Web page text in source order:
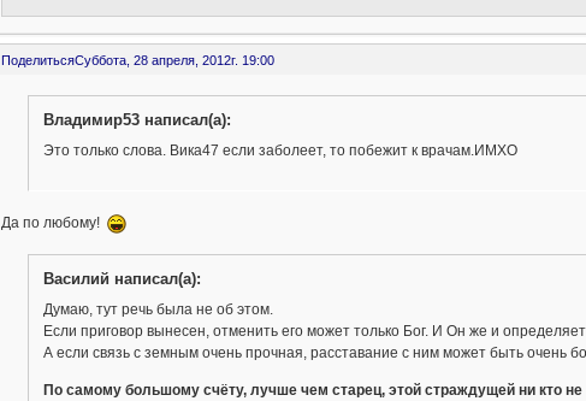
ПоделитьсяСуббота, 28 апреля, 2012г. 19:00
Владимир53 написал(а):
Это только слова. Вика47 если заболеет, то побежит к врачам.ИМХО
Да по любому!
Василий написал(а):
Думаю, тут речь была не об этом.
Если приговор вынесен, отменить его может только Бог. И Он же и
А если связь с земным очень прочная, расставание с ним может быть очень
По самому большому счёту, лучше чем старец, этой страждущей ни кто не